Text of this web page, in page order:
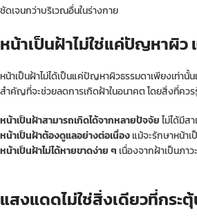
ชัดเจนกว่าบริเวณอื่นในร่างกาย
หน้าเป็นฝ้าไม่ใช่แค่ปัญหาผิว
หน้าเป็นฝ้าไม่ได้เป็นแค่ปัญหาผิวธรรมดาเพียงเท่านั้
สำคัญที่จะช่วยลดการเกิดฝ้าในอนาคต โดยสิ่งที่คว
หน้าเป็นฝ้าสามารถเกิดได้จากหลายปัจจัยไม่ได้มีส
หน้าเป็นฝ้าต้องดูแลอย่างต่อเนื่องแม้จะรักษาหน้า
หน้าเป็นฝ้าไม่ได้หายขาดง่าย ๆ เนื่องจากฝ้าเป็นภา
แสงแดดไม่ใช่สิ่งเดียวที่กร